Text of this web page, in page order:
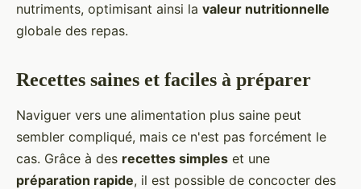
nutriments, optimisant ainsi la valeur nutritionnelle
globale des repas.
Recettes saines et faciles à préparer
Naviguer vers une alimentation plus saine peut
sembler compliqué, mais ce n'est pas forcément le
cas. Grâce à des recettes simples et une
préparation rapide, il est possible de concocter des